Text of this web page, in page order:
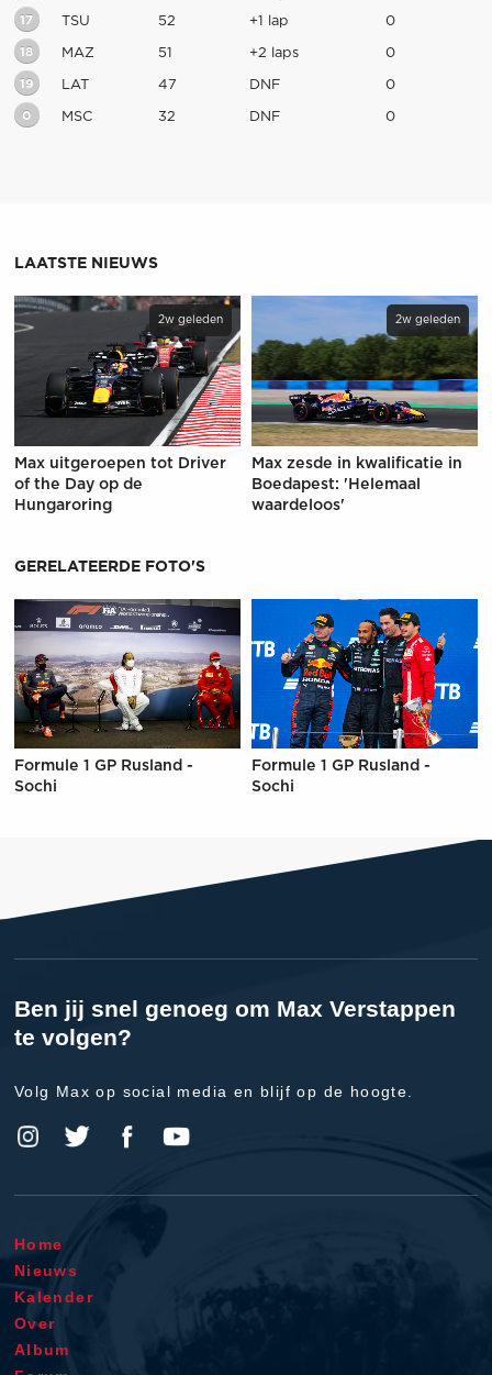
17 TSU 52 +1 lap 0
18 MAZ 51 +2 laps 0
19 LAT 47 DNF 0
0 MSC 32 DNF 0
LAATSTE NIEUWS
2w geleden
Max uitgeroepen tot Driver
of the Day op de
Hungaroring
2w geleden
Max zesde in kwalificatie in
Boedapest: 'Helemaal
waardeloos'
GERELATEERDE FOTO'S
Formule 1 GP Rusland -
Sochi
Formule 1 GP Rusland -
Sochi
Ben jij snel genoeg om Max Verstappen
te volgen?
Volg Max op social media en blijf op de hoogte.
Home
Nieuws
Kalender
Over
Album